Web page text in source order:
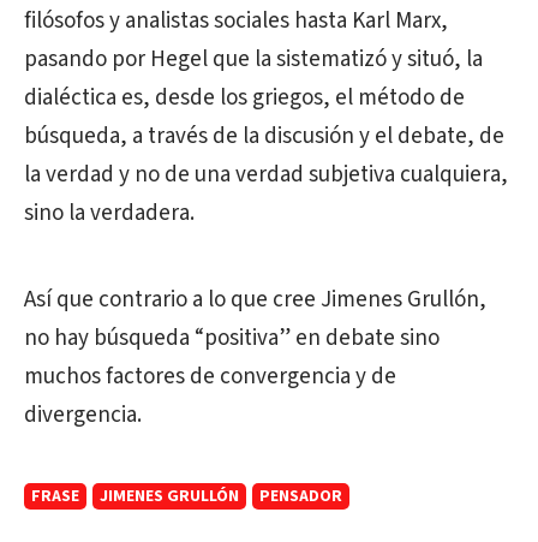
filósofos y analistas sociales hasta Karl Marx,
pasando por Hegel que la sistematizó y situó, la
dialéctica es, desde los griegos, el método de
búsqueda, a través de la discusión y el debate, de
la verdad y no de una verdad subjetiva cualquiera,
sino la verdadera.
Así que contrario a lo que cree Jimenes Grullón,
no hay búsqueda “positiva” en debate sino
muchos factores de convergencia y de
divergencia.
FRASE JIMENES GRULLÓN PENSADOR